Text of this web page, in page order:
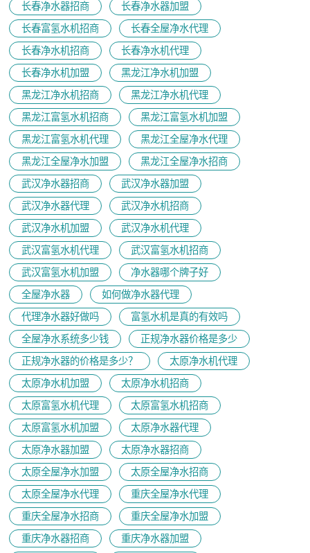
长春净水器招商
长春净水器加盟
长春富氢水机招商
长春全屋净水代理
长春净水机招商
长春净水机代理
长春净水机加盟
黑龙江净水机加盟
黑龙江净水机招商
黑龙江净水机代理
黑龙江富氢水机招商
黑龙江富氢水机加盟
黑龙江富氢水机代理
黑龙江全屋净水代理
黑龙江全屋净水加盟
黑龙江全屋净水招商
武汉净水器招商
武汉净水器加盟
武汉净水器代理
武汉净水机招商
武汉净水机加盟
武汉净水机代理
武汉富氢水机代理
武汉富氢水机招商
武汉富氢水机加盟
净水器哪个牌子好
全屋净水器
如何做净水器代理
代理净水器好做吗
富氢水机是真的有效吗
全屋净水系统多少钱
正规净水器价格是多少
正规净水器的价格是多少？
太原净水机代理
太原净水机加盟
太原净水机招商
太原富氢水机代理
太原富氢水机招商
太原富氢水机加盟
太原净水器代理
太原净水器加盟
太原净水器招商
太原全屋净水加盟
太原全屋净水招商
太原全屋净水代理
重庆全屋净水代理
重庆全屋净水招商
重庆全屋净水加盟
重庆净水器招商
重庆净水器加盟